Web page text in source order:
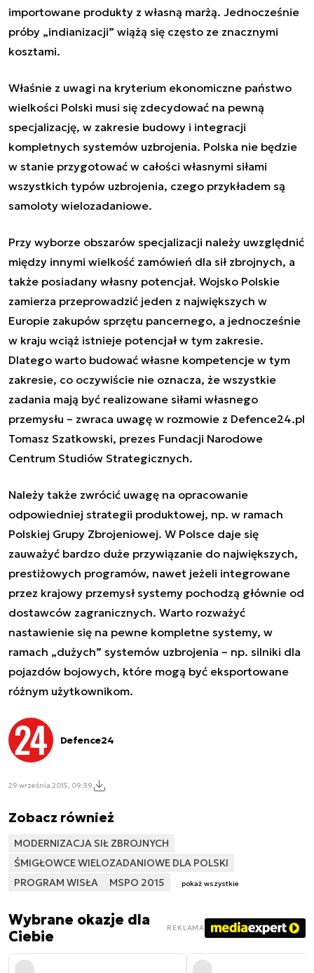
importowane produkty z własną marżą. Jednocześnie
próby „indianizacji” wiążą się często ze znacznymi
kosztami.
Właśnie z uwagi na kryterium ekonomiczne państwo
wielkości Polski musi się zdecydować na pewną
specjalizację, w zakresie budowy i integracji
kompletnych systemów uzbrojenia. Polska nie będzie
w stanie przygotować w całości własnymi siłami
wszystkich typów uzbrojenia, czego przykładem są
samoloty wielozadaniowe.
Przy wyborze obszarów specjalizacji należy uwzględnić
między innymi wielkość zamówień dla sił zbrojnych, a
także posiadany własny potencjał. Wojsko Polskie
zamierza przeprowadzić jeden z największych w
Europie zakupów sprzętu pancernego, a jednocześnie
w kraju wciąż istnieje potencjał w tym zakresie.
Dlatego warto budować własne kompetencje w tym
zakresie, co oczywiście nie oznacza, że wszystkie
zadania mają być realizowane siłami własnego
przemysłu – zwraca uwagę w rozmowie z Defence24.pl
Tomasz Szatkowski, prezes Fundacji Narodowe
Centrum Studiów Strategicznych.
Należy także zwrócić uwagę na opracowanie
odpowiedniej strategii produktowej, np. w ramach
Polskiej Grupy Zbrojeniowej. W Polsce daje się
zauważyć bardzo duże przywiązanie do największych,
prestiżowych programów, nawet jeżeli integrowane
przez krajowy przemysł systemy pochodzą głównie od
dostawców zagranicznych. Warto rozważyć
nastawienie się na pewne kompletne systemy, w
ramach „dużych” systemów uzbrojenia – np. silniki dla
pojazdów bojowych, które mogą być eksportowane
różnym użytkownikom.
Defence24
29 września 2015, 09:39
Zobacz również
MODERNIZACJA SIŁ ZBROJNYCH
ŚMIGŁOWCE WIELOZADANIOWE DLA POLSKI
PROGRAM WISŁA
MSPO 2015 pokaż wszystkie
Wybrane okazje dla
Ciebie
REKLAMA